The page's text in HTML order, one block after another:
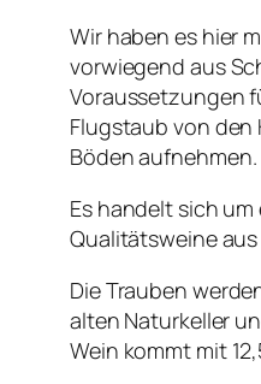
Wir haben es hier
vorwiegend aus
Voraussetzungen
Flugstaub von den
Böden aufnehmen.
Es handelt sich
Qualitätsweine
Die Trauben
alten Naturkeller
Wein kommt mit